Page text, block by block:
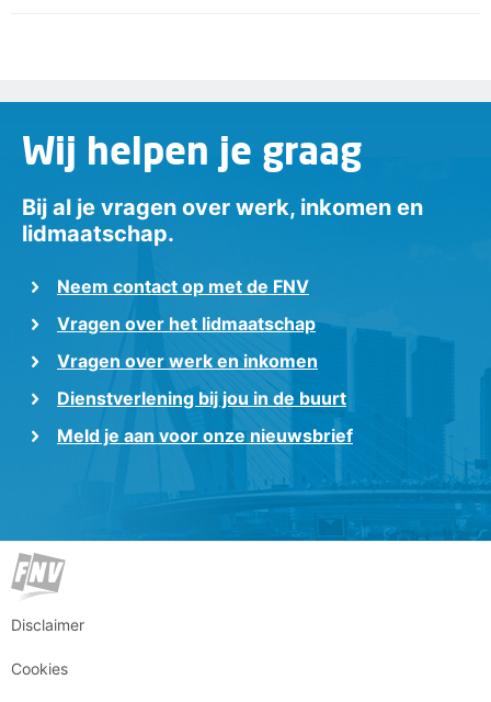
Wij helpen je graag
Bij al je vragen over werk, inkomen en
lidmaatschap.
Neem contact op met de FNV
Vragen over het lidmaatschap
Vragen over werk en inkomen
Dienstverlening bij jou in de buurt
Meld je aan voor onze nieuwsbrief
Disclaimer
Cookies